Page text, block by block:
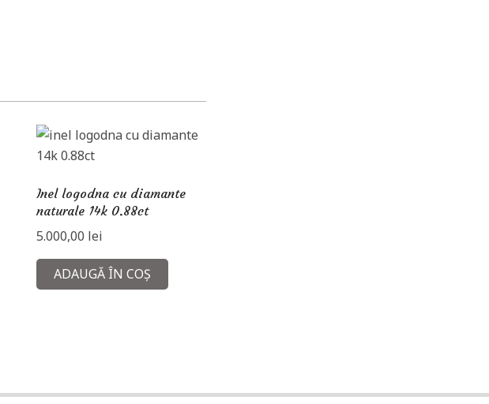
Inel logodna cu diamante
naturale 14k 0.88ct
5.000,00 lei
ADAUGĂ ÎN COȘ